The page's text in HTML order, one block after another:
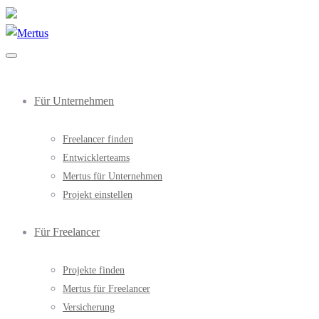
Für Unternehmen
Freelancer finden
Entwicklerteams
Mertus für Unternehmen
Projekt einstellen
Für Freelancer
Projekte finden
Mertus für Freelancer
Versicherung